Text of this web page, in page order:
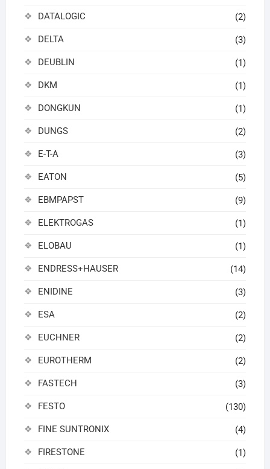
DATALOGIC (2)
DELTA (3)
DEUBLIN (1)
DKM (1)
DONGKUN (1)
DUNGS (2)
E-T-A (3)
EATON (5)
EBMPAPST (9)
ELEKTROGAS (1)
ELOBAU (1)
ENDRESS+HAUSER (14)
ENIDINE (3)
ESA (2)
EUCHNER (2)
EUROTHERM (2)
FASTECH (3)
FESTO (130)
FINE SUNTRONIX (4)
FIRESTONE (1)